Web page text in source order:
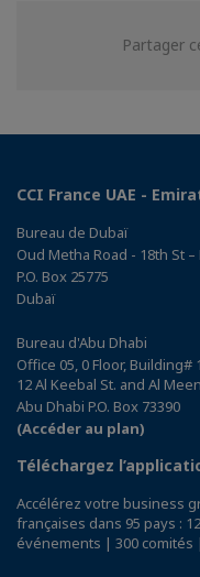
Partager
CCI France UAE -
Bureau de Dubaï
Oud Metha Road - 18th St –
P.O. Box 25775
Dubaï
Bureau d'Abu Dhabi
Office 05, 0 Floor, Building#
12 Al Keebal St. and Al
Abu Dhabi P.O. Box 73390
(Accéder au plan)
Téléchargez
Accélérez votre business
françaises dans 95 pays :
événements | 300 comités